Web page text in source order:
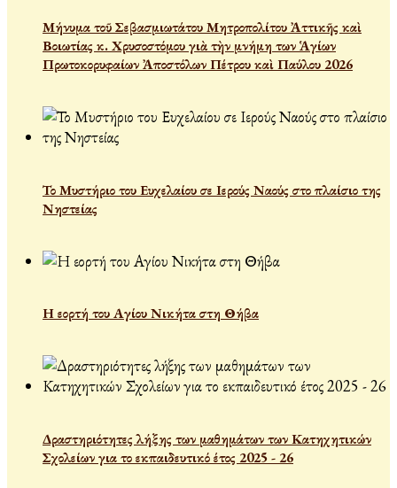
Μήνυμα τοῦ Σεβασμιωτάτου Μητροπολίτου Ἀττικῆς καὶ
Βοιωτίας κ. Χρυσοστόμου γιὰ τὴν μνήμη των Ἁγίων
Πρωτοκορυφαίων Ἀποστόλων Πέτρου καὶ Παύλου 2026
Το Μυστήριο του Ευχελαίου σε Ιερούς Ναούς στο πλαίσιο της
Νηστείας
Η εορτή του Αγίου Νικήτα στη Θήβα
Δραστηριότητες λήξης των μαθημάτων των Κατηχητικών
Σχολείων για το εκπαιδευτικό έτος 2025 - 26